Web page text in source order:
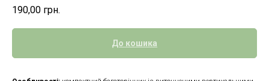
190,00 грн.
До кошика